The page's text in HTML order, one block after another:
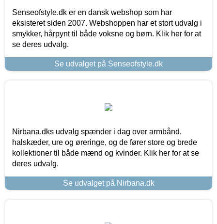
Senseofstyle.dk er en dansk webshop som har
eksisteret siden 2007. Webshoppen har et stort udvalg i
smykker, hårpynt til både voksne og børn. Klik her for at
se deres udvalg.
Se udvalget på Senseofstyle.dk
Nirbana.dks udvalg spænder i dag over armbånd,
halskæder, ure og øreringe, og de fører store og brede
kollektioner til både mænd og kvinder. Klik her for at se
deres udvalg.
Se udvalget på Nirbana.dk